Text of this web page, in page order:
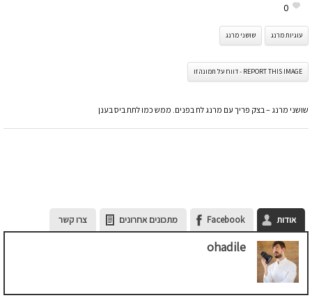
0
עוגיות מרנג שושני מרנג
REPORT THIS IMAGE - דווח על תמונה זו
שושני מרנג – בצק פריך עם מרנג לח בפנים. ממש כמו לתת ביס בענן
אודות Facebook מתכונים אחרונים צרו קשר
ohadile